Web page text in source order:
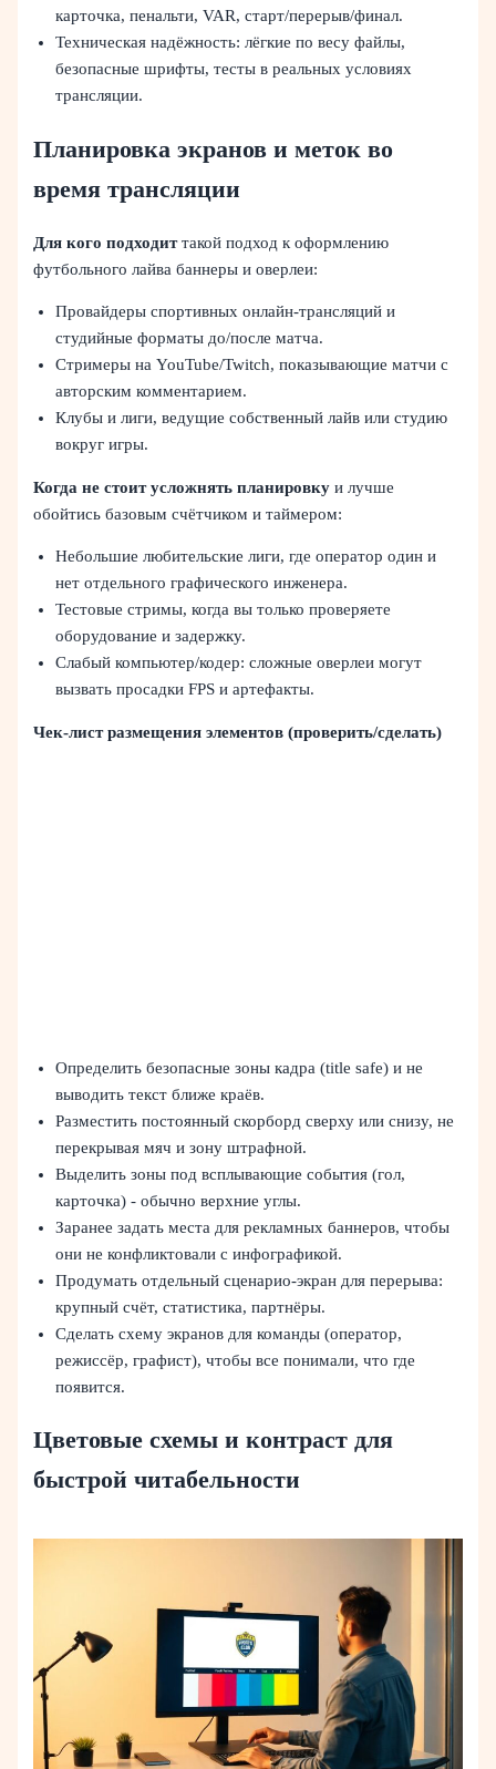
карточка, пенальти, VAR, старт/перерыв/финал.
Техническая надёжность: лёгкие по весу файлы,
безопасные шрифты, тесты в реальных условиях
трансляции.
Планировка экранов и меток во
время трансляции
Для кого подходиттакой подход к оформлению
футбольного лайва баннеры и оверлеи:
Провайдеры спортивных онлайн‑трансляций и
студийные форматы до/после матча.
Стримеры на YouTube/Twitch, показывающие матчи с
авторским комментарием.
Клубы и лиги, ведущие собственный лайв или студию
вокруг игры.
Когда не стоит усложнять планировку и лучше
обойтись базовым счётчиком и таймером:
Небольшие любительские лиги, где оператор один и
нет отдельного графического инженера.
Тестовые стримы, когда вы только проверяете
оборудование и задержку.
Слабый компьютер/кодер: сложные оверлеи могут
вызвать просадки FPS и артефакты.
Чек‑лист размещения элементов (проверить/сделать)
Определить безопасные зоны кадра (title safe) и не
выводить текст ближе краёв.
Разместить постоянный скорборд сверху или снизу, не
перекрывая мяч и зону штрафной.
Выделить зоны под всплывающие события (гол,
карточка) - обычно верхние углы.
Заранее задать места для рекламных баннеров, чтобы
они не конфликтовали с инфографикой.
Продумать отдельный сценарио‑экран для перерыва:
крупный счёт, статистика, партнёры.
Сделать схему экранов для команды (оператор,
режиссёр, графист), чтобы все понимали, что где
появится.
Цветовые схемы и контраст для
быстрой читабельности